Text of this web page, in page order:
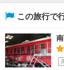
この旅行で